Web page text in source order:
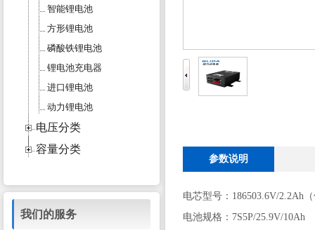
参数说明
电芯型号：186503.6V/2.2Ah
电池规格：7S5P/25.9V/10Ah
智能锂电池
方形锂电池
磷酸铁锂电池
锂电池充电器
进口锂电池
动力锂电池
电压分类
容量分类
我们的服务